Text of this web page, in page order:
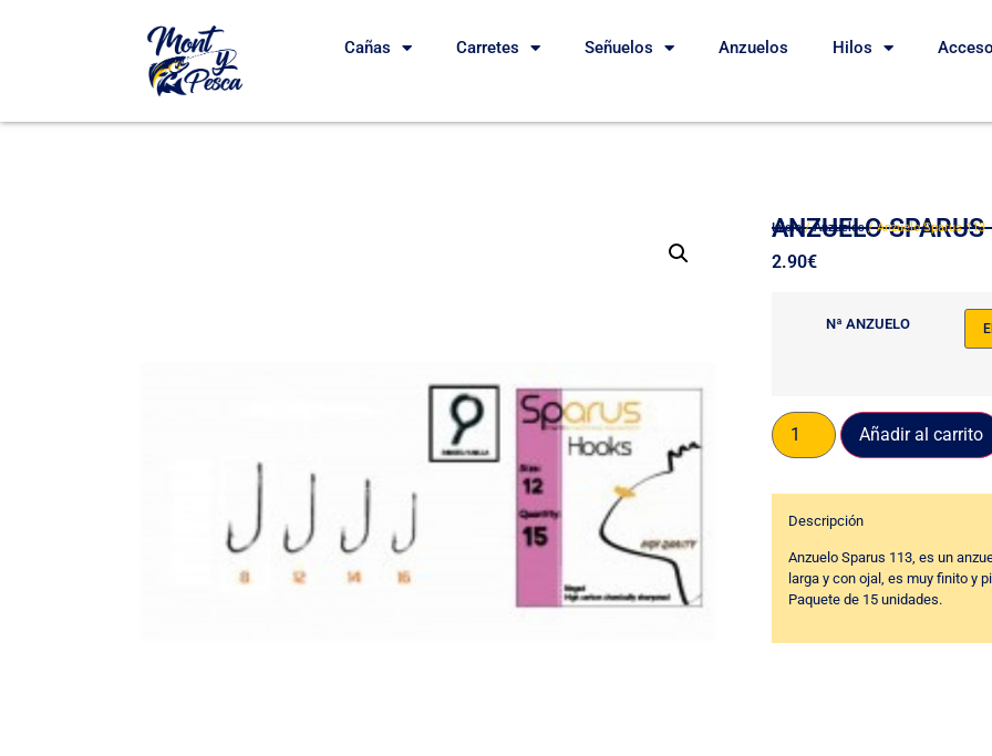
Cañas Carretes Señuelos Anzuelos Hilos
ANZUELO
Inicio/Anzuelos/ Anzuelo Sparus 113
2.90€
Nª ANZUELO
Añadir al carrito
Descripción
Anzuelo Sparus 113, es un
larga y con ojal, es muy finito y
Paquete de 15 unidades.